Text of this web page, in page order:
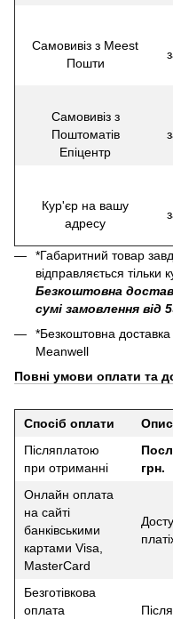
Самовивіз з Meest
Пошти
Самовивіз з
Поштоматів
Епіцентр
Кур'єр на вашу
адресу
*Габаритний товар
відправляється
Безкоштовна
сумі замовлення від
*Безкоштовна
Meanwell
Повні умови оплати та
Спосіб оплати
Опис
Післяплатою
при отриманні
грн.
Онлайн оплата
на сайті
банківськими
картами Visa,
MasterCard
Безготівкова
оплата